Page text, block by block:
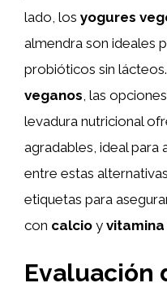
lado, los yogures
almendra son ideales
probióticos sin
veganos , las
levadura nutricional
agradables, ideal para
entre estas
etiquetas para
con calcio y vitamina
Evaluación